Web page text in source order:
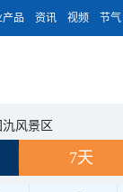
产品 资讯 视频 节气
风景区
7天